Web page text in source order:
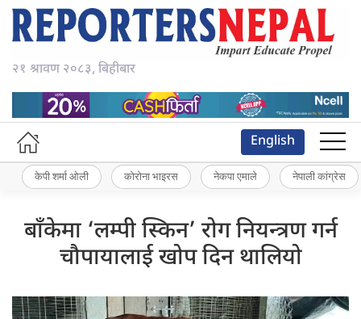
२१ श्रावण २०८३, बिहीबार
English
केपी शर्मा ओली कोरोना भाइरस नेकपा एमाले नेपाली कांग्रेस
बाँकेमा ‘लम्पी स्किन’ रोग नियन्त्रण गर्न
चौपायालाई खोप दिन थालियो